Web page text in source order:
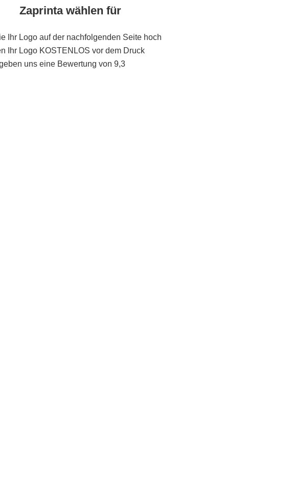
Zaprinta wählen für
Ihr Logo auf der nachfolgenden Seite hoch
Ihr Logo KOSTENLOS vor dem Druck
uns eine Bewertung von 9,3